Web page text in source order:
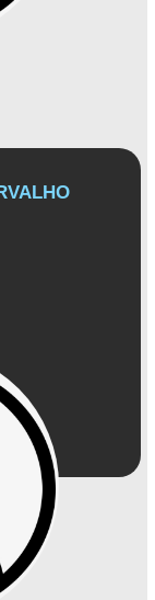
enfrentar desafios e
de Amparo e trabalha
econômico
desempenha um papel
dos negócios locais.